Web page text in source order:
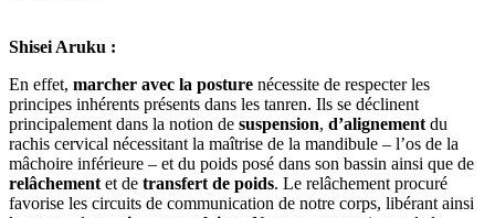
Shisei Aruku :
En effet, marcher avec la posture nécessite de respecter les
principes inhérents présents dans les tanren. Ils se déclinent
principalement dans la notion de suspension, d’alignement du
rachis cervical nécessitant la maîtrise de la mandibule – l’os de la
mâchoire inférieure – et du poids posé dans son bassin ainsi que de
relâchement et de transfert de poids. Le relâchement procuré
favorise les circuits de communication de notre corps, libérant ainsi